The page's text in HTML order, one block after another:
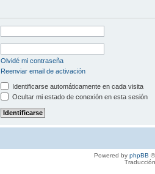
Olvidé mi contraseña
Reenviar email de activación
Identificarse automáticamente en cada visita
Ocultar mi estado de conexión en esta sesión
Powered by phpBB